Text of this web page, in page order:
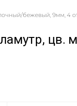
бежевый, 9мм, 4